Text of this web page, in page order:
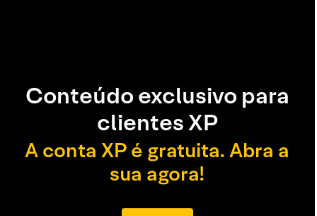
Conteúdo exclusivo para
clientes XP
A conta XP é gratuita. Abra a
sua agora!